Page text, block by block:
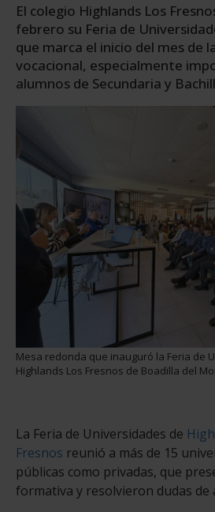
El colegio Highlands Los
febrero su Feria de
que marca el inicio del mes de
vocacional, especialmente
alumnos de Secundaria y
Mesa redonda que inauguró la Feria de
Highlands Los Fresnos de Boadilla del
La Feria de Universidades de
Fresnos reunió a más de 15
públicas como privadas, que
formativa y resolvieron dudas de